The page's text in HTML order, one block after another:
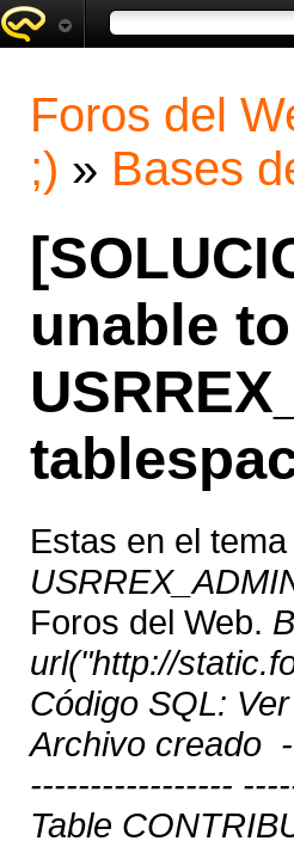
Foros del
;) » Bases
unable
Estas en el tema
Foros del Web.
url("http://
Código SQL:
Archivo creado
-----------------
Table